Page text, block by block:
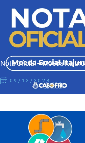
Nota Oficial – Moeda Itajuru
09/12/2024